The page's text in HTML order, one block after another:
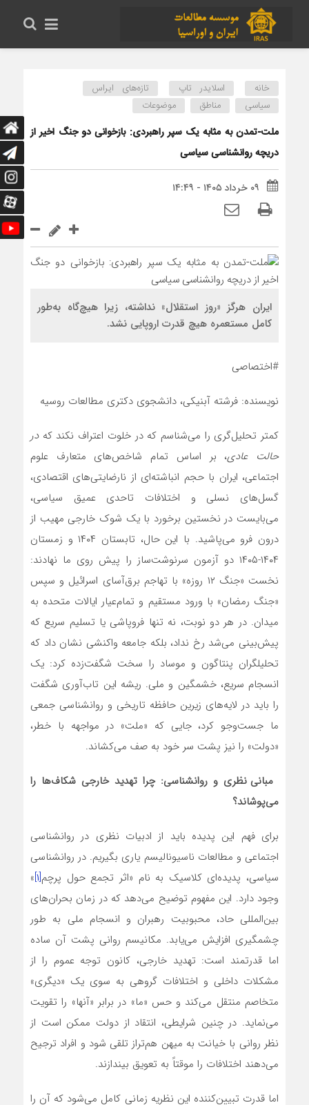
خانه اسلایدر تاپ
تازه‌های ایراس
سیاسی
مناطق موضوعات
ملت-تمدن به مثابه یک سپر راهبردی: بازخوانی دو جنگ اخیر از
دریچه روانشناسی سیاسی
۰۹ خرداد ۱۴۰۵ - ۱۴:۴۹
ایران هرگز «روز استقلال» نداشته، زیرا هیچ‌گاه به‌طور
کامل مستعمره هیچ قدرت اروپایی نشد.
#اختصاصی
نویسنده: فرشته آبنیکی، دانشجوی دکتری مطالعات روسیه
کمتر تحلیل‌گری را می‌شناسم که در خلوت اعتراف نکند کهدر
حالت عادی، بر اساس تمام شاخص‌های متعارف علوم
اجتماعی، ایران با حجم انباشته‌ای از نارضایتی‌های اقتصادی،
گسل‌های نسلی و اختلافات تاحدی عمیق سیاسی،
می‌بایست در نخستین برخورد با یک شوک خارجی مهیب از
درون فرو می‌پاشید. با این حال، تابستان ۱۴۰۴ و زمستان
۱۴۰۴-۱۴۰۵ دو آزمون سرنوشت‌ساز را پیش روی ما نهادند:
نخست «جنگ ۱۲ روزه» با تهاجم برق‌آسای اسرائیل و سپس
«جنگ رمضان» با ورود مستقیم و تمام‌عیار ایالات متحده به
میدان. در هر دو نوبت، نه تنها فروپاشی یا تسلیم سریع که
پیش‌بینی می‌شد رخ نداد، بلکه جامعه واکنشی نشان داد که
تحلیلگران پنتاگون و موساد را سخت شگفت‌زده کرد: یک
انسجام سریع، خشمگین و ملی. ریشه این تاب‌آوری شگفت
را باید در لایه‌های زیرین حافظه تاریخی و روانشناسی جمعی
ما جست‌وجو کرد، جایی که «ملت» در مواجهه با خطر،
«دولت» را نیز پشت سر خود به صف می‌کشاند.
مبانی نظری و روانشناسی: چرا تهدید خارجی شکاف‌ها را
می‌پوشاند؟
برای فهم این پدیده باید از ادبیات نظری در روانشناسی
اجتماعی و مطالعات ناسیونالیسم یاری بگیریم. در روانشناسی
سیاسی، پدیده‌ای کلاسیک به نام «اثر تجمع حول پرچم[۱] »
وجود دارد. این مفهوم توضیح می‌دهد که در زمان بحران‌های
بین‌المللی حاد، محبوبیت رهبران و انسجام ملی به طور
چشمگیری افزایش می‌یابد. مکانیسم روانی پشت آن ساده
اما قدرتمند است: تهدید خارجی، کانون توجه عموم را از
مشکلات داخلی و اختلافات گروهی به سوی یک «دیگری»
متخاصم منتقل می‌کند و حس «ما» در برابر «آنها» را تقویت
می‌نماید. در چنین شرایطی، انتقاد از دولت ممکن است از
نظر روانی با خیانت به میهن هم‌تراز تلقی شود و افراد ترجیح
می‌دهند اختلافات را موقتاً به تعویق بیندازند.
اما قدرت تبیین‌کننده این نظریه زمانی کامل می‌شود که آن را